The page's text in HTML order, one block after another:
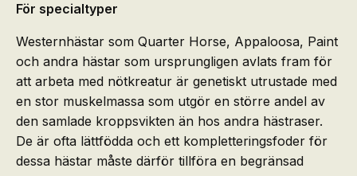
För specialtyper
Westernhästar som Quarter Horse, Appaloosa, Paint
och andra hästar som ursprungligen avlats fram för
att arbeta med nötkreatur är genetiskt utrustade med
en stor muskelmassa som utgör en större andel av
den samlade kroppsvikten än hos andra hästraser.
De är ofta lättfödda och ett kompletteringsfoder för
dessa hästar måste därför tillföra en begränsad